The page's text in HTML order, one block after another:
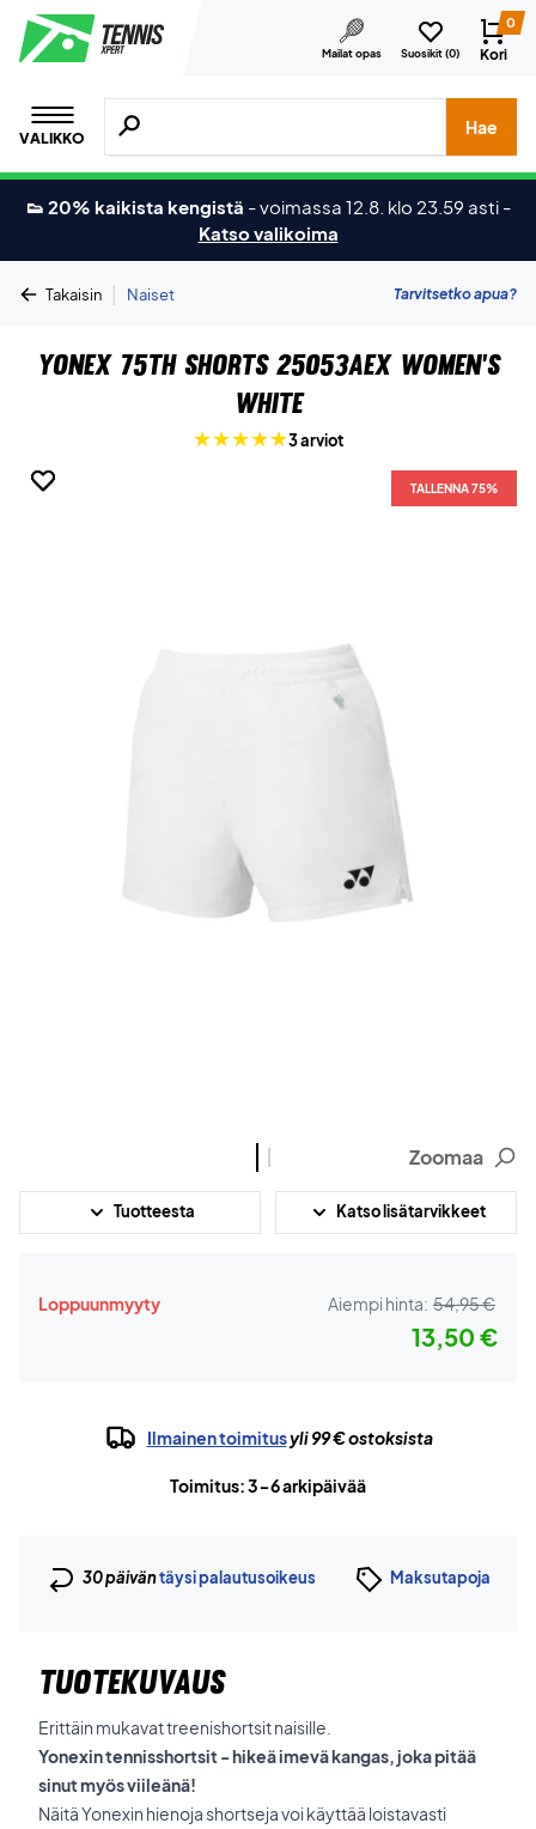
Mailat opas Suosikit (0)
0
Kori
VALIKKO
Hae tuotteita, merkkejä jne.
Hae
👟 20% kaikista kengistä -voimassa 12.8. klo 23.59 asti -
Katso valikoima
Takaisin | Naiset Tarvitsetko apua?
Yonex 75th Shorts 25053AEX Women's
White
3 arviot
TALLENNA 75%
TALLENNA 75%
Zoomaa
Tuotteesta Katso lisätarvikkeet
Loppuunmyyty Aiempi hinta: 54,95 €
13,50 €
Ilmainen toimitusyli 99 € ostoksista
Toimitus: 3-6 arkipäivää
30 päiväntäysi palautusoikeus Maksutapoja
TUOTEKUVAUS
Erittäin mukavat treenishortsit naisille.
Yonexin tennisshortsit - hikeä imevä kangas, joka pitää
sinut myös viileänä!
Näitä Yonexin hienoja shortseja voi käyttää loistavasti